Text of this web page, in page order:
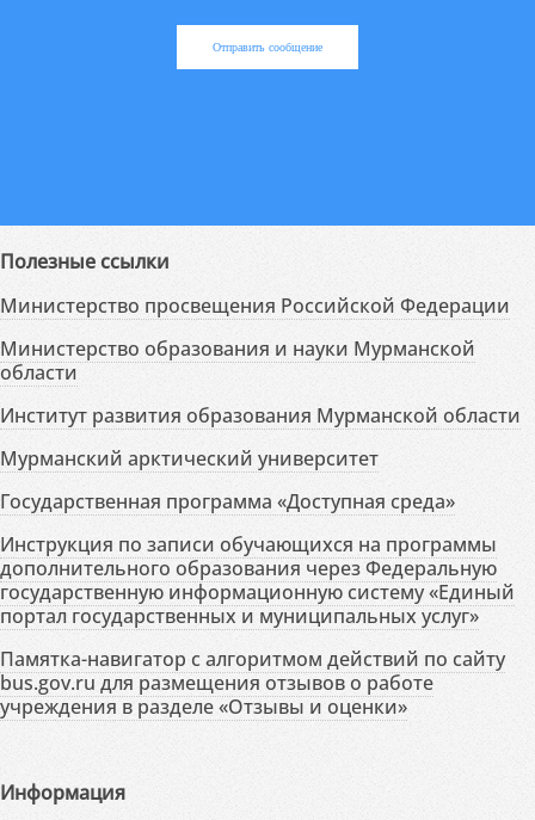
Отправить сообщение
Полезные ссылки
Министерство просвещения Российской Федерации
Министерство образования и науки Мурманской
области
Институт развития образования Мурманской области
Мурманский арктический университет
Государственная программа «Доступная среда»
Инструкция по записи обучающихся на программы
дополнительного образования через Федеральную
государственную информационную систему «Единый
портал государственных и муниципальных услуг»
Памятка-навигатор с алгоритмом действий по сайту
bus.gov.ru для размещения отзывов о работе
учреждения в разделе «Отзывы и оценки»
Информация